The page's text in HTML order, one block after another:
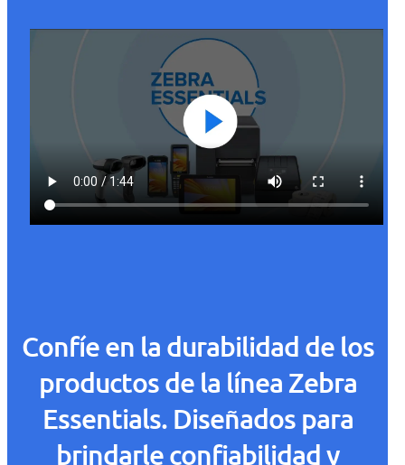
Confíe en la durabilidad de los
productos de la línea Zebra
Essentials. Diseñados para
brindarle confiabilidad y